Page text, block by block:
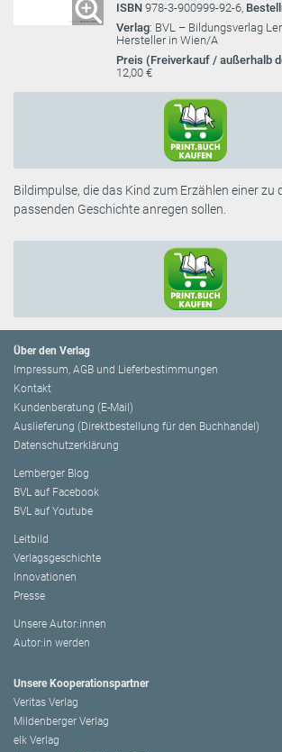
ISBN 978-3-900999-92-6,
Verlag: BVL – Bildungsverlag
Hersteller in Wien/A
Preis (Freiverkauf / außerhalb
12,00 €
Bildimpulse, die das Kind zum Erzählen einer zu
passenden Geschichte anregen sollen.
Über den Verlag
Impressum, AGB und Lieferbestimmungen
Kontakt
Kundenberatung (E-Mail)
Auslieferung (Direktbestellung für den Buchhandel)
Datenschutzerklärung
Lemberger Blog
BVL auf Facebook
BVL auf Youtube
Leitbild
Verlagsgeschichte
Innovationen
Presse
Unsere Autor:innen
Autor:in werden
Unsere Kooperationspartner
Veritas Verlag
Mildenberger Verlag
elk Verlag